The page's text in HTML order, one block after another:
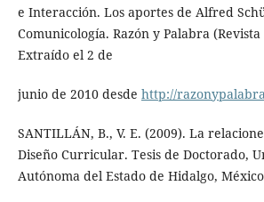
e Interacción. Los aportes de Alfred
Comunicología. Razón y Palabra
Extraído el 2 de
junio de 2010 desde http://
SANTILLÁN, B., V. E. (2009). La
Diseño Curricular. Tesis de Doctorado,
Autónoma del Estado de Hidalgo,